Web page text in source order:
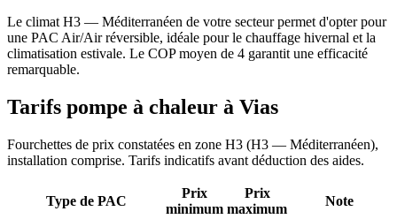
Le climat H3 — Méditerranéen de votre secteur permet d'opter pour
une PAC Air/Air réversible, idéale pour le chauffage hivernal et la
climatisation estivale. Le COP moyen de 4 garantit une efficacité
remarquable.
Tarifs pompe à chaleur à Vias
Fourchettes de prix constatées en zone H3 (H3 — Méditerranéen),
installation comprise. Tarifs indicatifs avant déduction des aides.
Type de PAC
Prix
minimum
Prix
maximum
Note